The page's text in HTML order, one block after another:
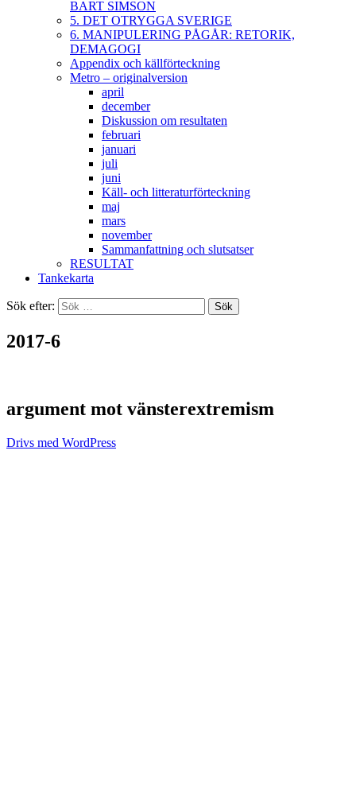
BART SIMSON
5. DET OTRYGGA SVERIGE
6. MANIPULERING PÅGÅR: RETORIK,
DEMAGOGI
Appendix och källförteckning
Metro – originalversion
april
december
Diskussion om resultaten
februari
januari
juli
juni
Käll- och litteraturförteckning
maj
mars
november
Sammanfattning och slutsatser
RESULTAT
Tankekarta
Sök efter:
2017-6
argument mot vänsterextremism
Drivs med WordPress